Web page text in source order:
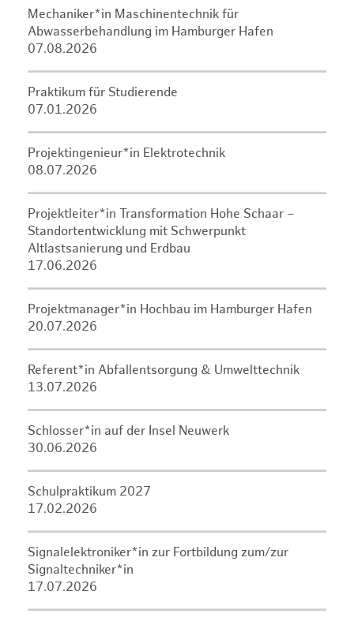
Mechaniker*in Maschinentechnik für
Abwasserbehandlung im Hamburger Hafen
07.08.2026
Praktikum für Studierende
07.01.2026
Projektingenieur*in Elektrotechnik
08.07.2026
Projektleiter*in Transformation Hohe Schaar –
Standortentwicklung mit Schwerpunkt
Altlastsanierung und Erdbau
17.06.2026
Projektmanager*in Hochbau im Hamburger Hafen
20.07.2026
Referent*in Abfallentsorgung & Umwelttechnik
13.07.2026
Schlosser*in auf der Insel Neuwerk
30.06.2026
Schulpraktikum 2027
17.02.2026
Signalelektroniker*in zur Fortbildung zum/zur
Signaltechniker*in
17.07.2026